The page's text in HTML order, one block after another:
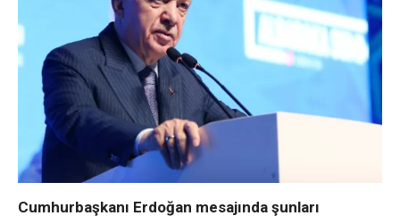
Cumhurbaşkanı Erdoğan mesajında şunları